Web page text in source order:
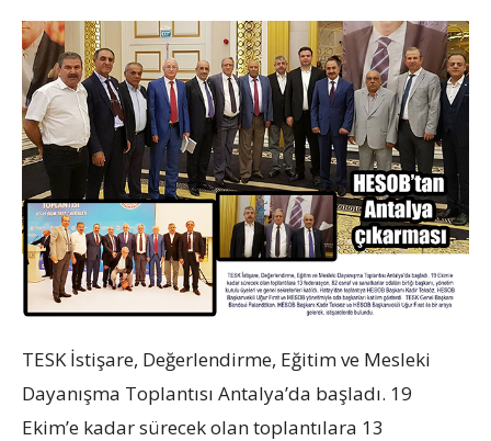
TESK İstişare, Değerlendirme, Eğitim ve Mesleki
Dayanışma Toplantısı Antalya’da başladı. 19
Ekim’e kadar sürecek olan toplantılara 13